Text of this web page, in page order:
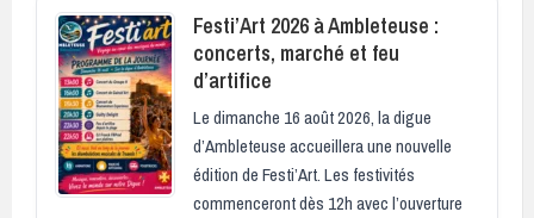
Festi’Art 2026 à Ambleteuse :
concerts, marché et feu
d’artifice
Le dimanche 16 août 2026, la digue
d’Ambleteuse accueillera une nouvelle
édition de Festi’Art. Les festivités
commenceront dès 12h avec l’ouverture